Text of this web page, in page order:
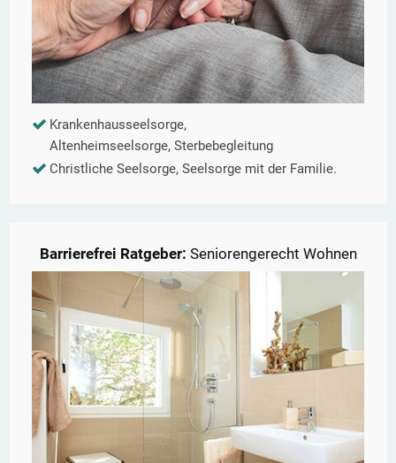
Krankenhausseelsorge,
Altenheimseelsorge, Sterbebegleitung
Christliche Seelsorge, Seelsorge mit der Familie.
Barrierefrei Ratgeber: Seniorengerecht Wohnen